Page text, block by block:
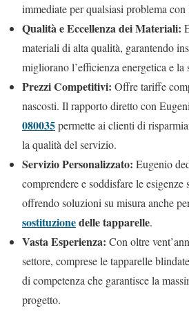
immediate per qualsiasi problema con
Qualità e Eccellenza dei Materiali:
materiali di alta qualità, garantendo
migliorano l’efficienza energetica e
Prezzi Competitivi: Offre tariffe
nascosti. Il rapporto diretto con
080035permette ai clienti di
la qualità del servizio.
Servizio Personalizzato: Eugenio
comprendere e soddisfare le
offrendo soluzioni su misura anche
sostituzionedelle tapparelle.
Vasta Esperienza: Con oltre
settore, comprese le tapparelle
di competenza che garantisce la
progetto.